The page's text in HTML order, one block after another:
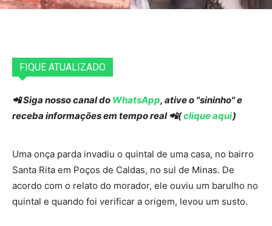
FIQUE ATUALIZADO
📲 Siga nosso canal do WhatsApp, ative o "sininho" e
receba informações em tempo real 📲(clique aqui)
Uma onça parda invadiu o quintal de uma casa, no bairro
Santa Rita em Poços de Caldas, no sul de Minas. De
acordo com o relato do morador, ele ouviu um barulho no
quintal e quando foi verificar a origem, levou um susto.